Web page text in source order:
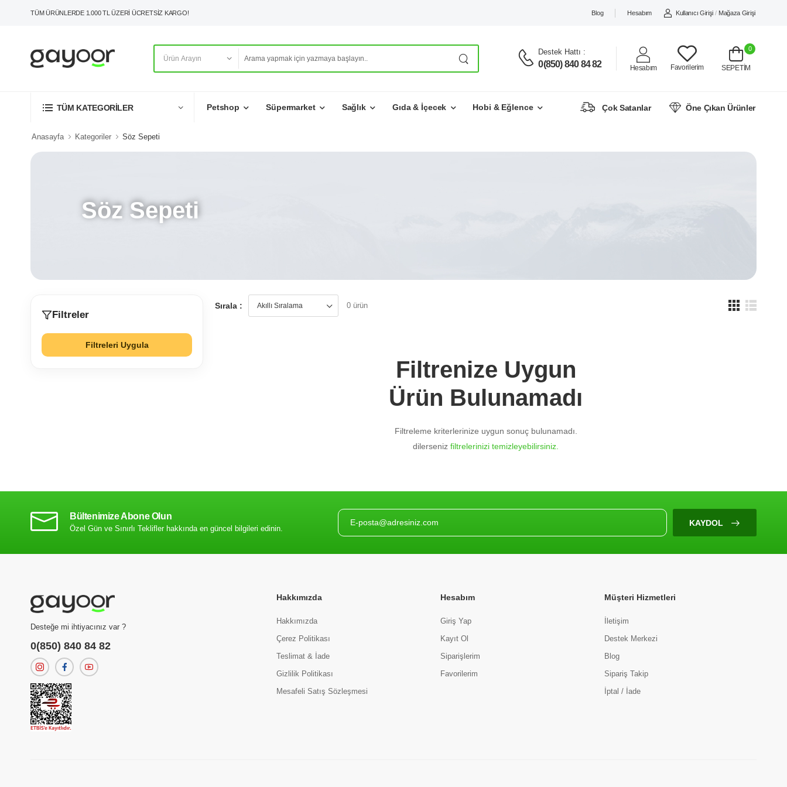
TÜM ÜRÜNLERDE 1.000 TL ÜZERİ ÜCRETSİZ KARGO! Blog Hesabım Kullanıcı Girişi / Mağaza Girişi
Destek Hattı :
0(850) 840 84 82 Hesabım Favorilerim
0
SEPETİM
TÜM KATEGORİLER Petshop Süpermarket Sağlık Gıda & İçecek Hobi & Eğlence Çok Satanlar Öne Çıkan Ürünler
Anasayfa Kategoriler Söz Sepeti
Söz Sepeti
Filtreler
Filtreleri Uygula
Sırala : 0 ürün
Filtrenize Uygun
Ürün Bulunamadı
Filtreleme kriterlerinize uygun sonuç bulunamadı.
dilerseniz filtrelerinizi temizleyebilirsiniz.
Bültenimize Abone Olun
Özel Gün ve Sınırlı Teklifler hakkında en güncel bilgileri edinin.
KAYDOL
Desteğe mi ihtiyacınız var ?
0(850) 840 84 82
Hakkımızda
Hakkımızda
Çerez Politikası
Teslimat & İade
Gizlilik Politikası
Mesafeli Satış Sözleşmesi
Hesabım
Giriş Yap
Kayıt Ol
Siparişlerim
Favorilerim
Müşteri Hizmetleri
İletişim
Destek Merkezi
Blog
Sipariş Takip
İptal / İade